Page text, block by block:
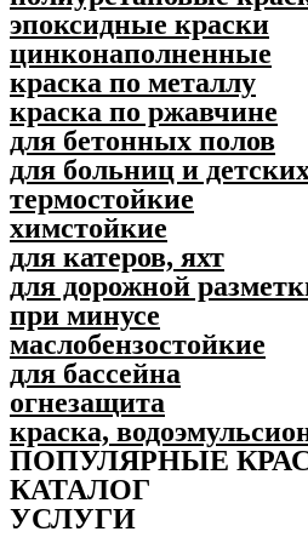
эпоксидные краски
цинконаполненные
краска по металлу
краска по ржавчине
для бетонных полов
для больниц и
термостойкие
химстойкие
для катеров, яхт
для дорожной
при минусе
маслобензостойкие
для бассейна
огнезащита
краска,
ПОПУЛЯPНЫЕ
КАТАЛОГ
УСЛУГИ